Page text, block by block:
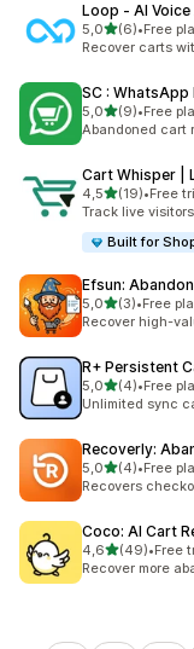
Loop ‑ AI
5,0z 5 hvězd
(6)
Celkový počet
•Free
Recover carts
SC :
5,0z 5 hvězd
(9)
Celkový počet
•Free
Abandoned cart
Cart Whisper |
4,5z 5 hvězd
(19)
Celkový počet
•Free
Track live
Built for
Efsun:
5,0z 5 hvězd
(3)
Celkový počet
•Free
Recover high-
R+ Persistent
5,0z 5 hvězd
(4)
Celkový počet
•Free
Unlimited sync
Recoverly:
5,0z 5 hvězd
(4)
Celkový počet
•Free
Recovers
Coco: AI Cart
4,6z 5 hvězd
(49)
Celkový počet
•Free
Recover more